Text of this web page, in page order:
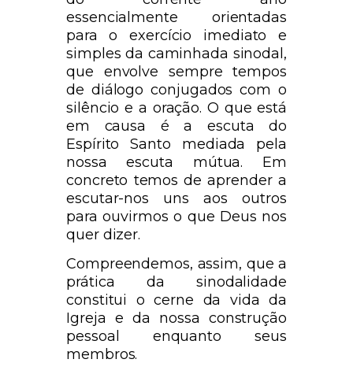
essencialmente orientadas
para o exercício imediato e
simples da caminhada sinodal,
que envolve sempre tempos
de diálogo conjugados com o
silêncio e a oração. O que está
em causa é a escuta do
Espírito Santo mediada pela
nossa escuta mútua. Em
concreto temos de aprender a
escutar-nos uns aos outros
para ouvirmos o que Deus nos
quer dizer.
Compreendemos, assim, que a
prática da sinodalidade
constitui o cerne da vida da
Igreja e da nossa construção
pessoal enquanto seus
membros.